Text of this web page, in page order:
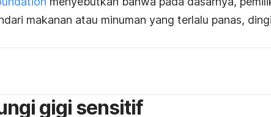
makanan atau minuman yang terlalu panas,
gigi sensitif